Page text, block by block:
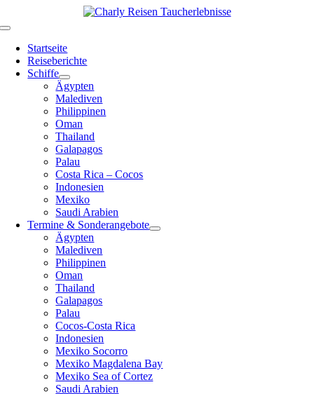
Inhalt
Toggle
NavigationStartseite
Reiseberichte
Schiffe
Ägypten
Malediven
Philippinen
Oman
Thailand
Galapagos
Palau
Costa Rica – Cocos
Indonesien
Mexiko
Saudi Arabien
Termine & Sonderangebote
Ägypten
Malediven
Philippinen
Oman
Thailand
Galapagos
Palau
Cocos-Costa Rica
Indonesien
Mexiko Socorro
Mexiko Magdalena Bay
Mexiko Sea of Cortez
Saudi Arabien